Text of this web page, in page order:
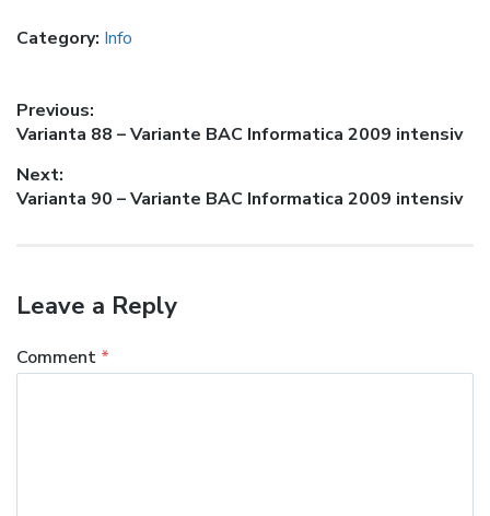
Category: Info
Post
navigation
Previous:
Previous
Varianta 88 – Variante BAC Informatica 2009 intensiv
Next:
Next
Varianta 90 – Variante BAC Informatica 2009 intensiv
Leave a Reply
Comment *